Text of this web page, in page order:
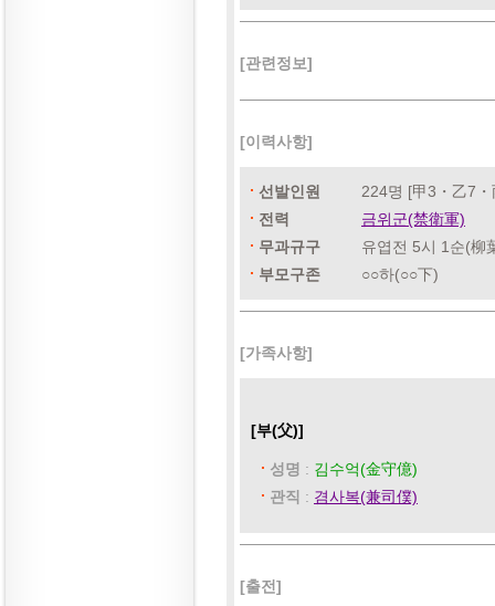
[관련정보]
[이력사항]
선발인원
224명 [甲3・乙7
전력
금위군(禁衛軍)
무과규구
유엽전 5시 1순(柳
부모구존
○○하(○○下)
[가족사항]
[부(父)]
성명 : 김수억(金守億)
관직 : 겸사복(兼司僕)
[출전]